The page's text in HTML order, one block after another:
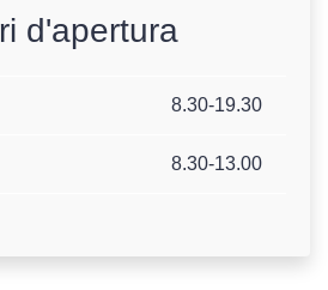
d'apertura
8.30-19.30
8.30-13.00